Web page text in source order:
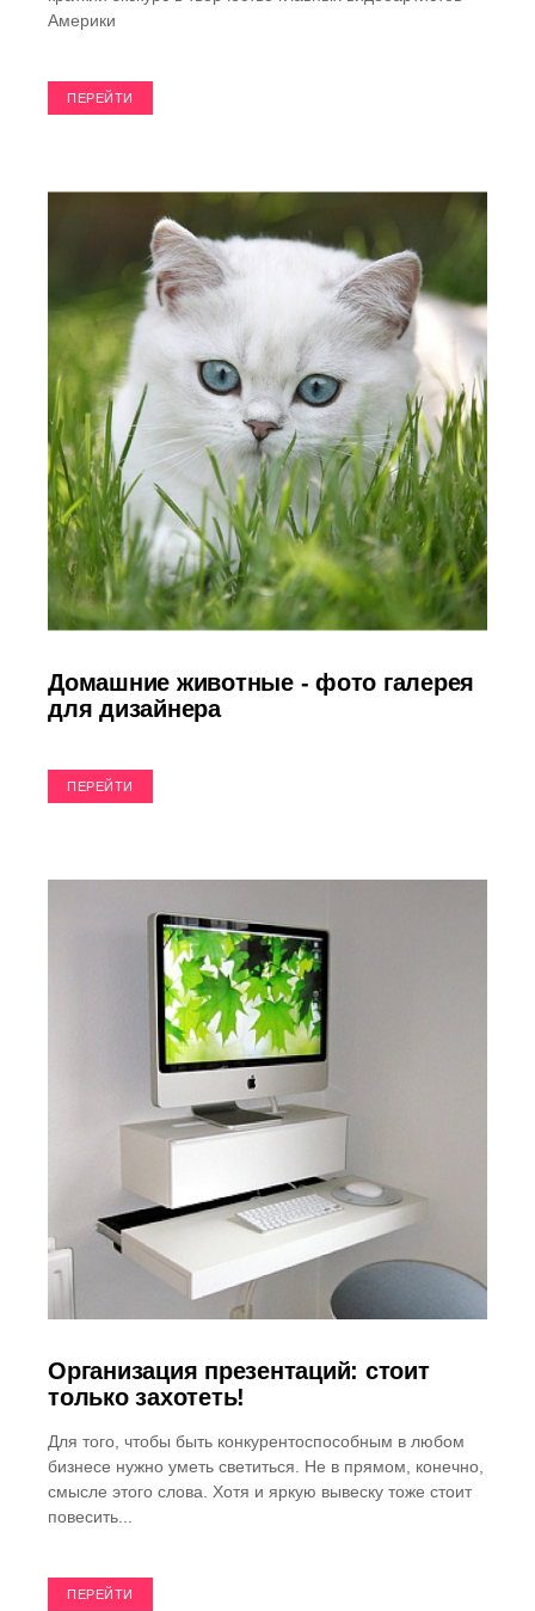
Америки
ПЕРЕЙТИ
Домашние животные - фото галерея
для дизайнера
ПЕРЕЙТИ
Организация презентаций: стоит
только захотеть!
Для того, чтобы быть конкурентоспособным в любом
бизнесе нужно уметь светиться. Не в прямом, конечно,
смысле этого слова. Хотя и яркую вывеску тоже стоит
повесить...
ПЕРЕЙТИ